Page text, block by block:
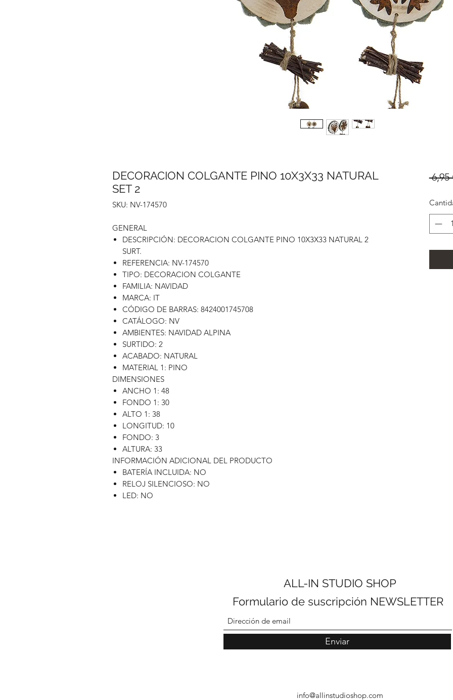
DECORACION COLGANTE PINO 10X3X33 NATURAL
SET 2
SKU: NV-174570
GENERAL
DESCRIPCIÓN: DECORACION COLGANTE PINO 10X3X33 NATURAL 2
SURT.
REFERENCIA: NV-174570
TIPO: DECORACION COLGANTE
FAMILIA: NAVIDAD
MARCA: IT
CÓDIGO DE BARRAS: 8424001745708
CATÁLOGO: NV
AMBIENTES: NAVIDAD ALPINA
SURTIDO: 2
ACABADO: NATURAL
MATERIAL 1: PINO
DIMENSIONES
ANCHO 1: 48
FONDO 1: 30
ALTO 1: 38
LONGITUD: 10
FONDO: 3
ALTURA: 33
INFORMACIÓN ADICIONAL DEL PRODUCTO
BATERÍA INCLUIDA: NO
RELOJ SILENCIOSO: NO
LED: NO
6,95
ALL-IN STUDIO SHOP
Formulario de suscripción NEWSLETTER
Enviar
info@allinstudioshop.com